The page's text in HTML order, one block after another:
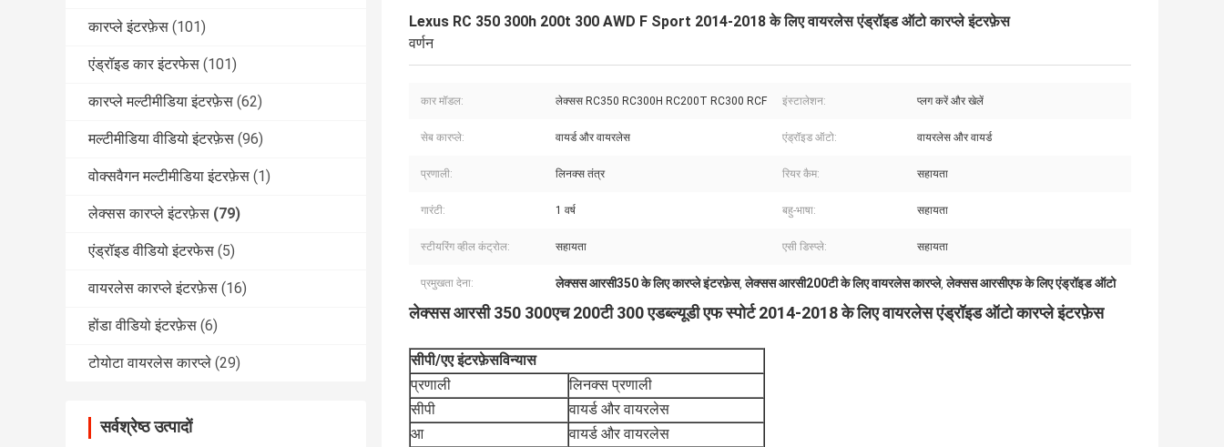
कारप्ले इंटरफ़ेस (101)
एंड्रॉइड कार इंटरफेस (101)
कारप्ले मल्टीमीडिया इंटरफ़ेस (62)
मल्टीमीडिया वीडियो इंटरफ़ेस (96)
वोक्सवैगन मल्टीमीडिया इंटरफ़ेस (1)
लेक्सस कारप्ले इंटरफ़ेस (79)
एंड्रॉइड वीडियो इंटरफेस (5)
वायरलेस कारप्ले इंटरफ़ेस (16)
होंडा वीडियो इंटरफ़ेस (6)
टोयोटा वायरलेस कारप्ले (29)
सर्वश्रेष्ठ उत्पादों
Lexus RC 350 300h 200t 300 AWD F Sport 2014-2018 के लिए वायरलेस एंड्रॉइड ऑटो कारप्ले इंटरफ़ेस
वर्णन
कार मॉडल: लेक्सस RC350 RC300H RC200T RC300 RCF इंस्टालेशन: प्लग करें और खेलें
सेब कारप्ले: वायर्ड और वायरलेस एंड्रॉइड ऑटो: वायरलेस और वायर्ड
प्रणाली: लिनक्स तंत्र रियर कैम: सहायता
गारंटी: 1 वर्ष बहु-भाषा: सहायता
स्टीयरिंग व्हील कंट्रोल: सहायता एसी डिस्प्ले: सहायता
प्रमुखता देना: लेक्सस आरसी350 के लिए कारप्ले इंटरफ़ेस,लेक्सस आरसी200टी के लिए वायरलेस कारप्ले,लेक्सस आरसीएफ के लिए एंड्रॉइड ऑटो
लेक्सस आरसी 350 300एच 200टी 300 एडब्ल्यूडी एफ स्पोर्ट 2014-2018 के लिए वायरलेस एंड्रॉइड ऑटो कारप्ले इंटरफ़ेस
सीपी/एए इंटरफ़ेसविन्यास
प्रणाली
लिनक्स प्रणाली
सीपी
वायर्ड और वायरलेस
आ
वायर्ड और वायरलेस